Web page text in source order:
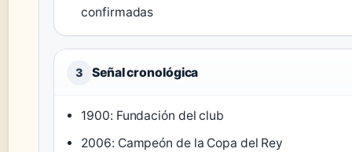
confirmadas
3 Señal cronológica
1900: Fundación del club
2006: Campeón de la Copa del Rey